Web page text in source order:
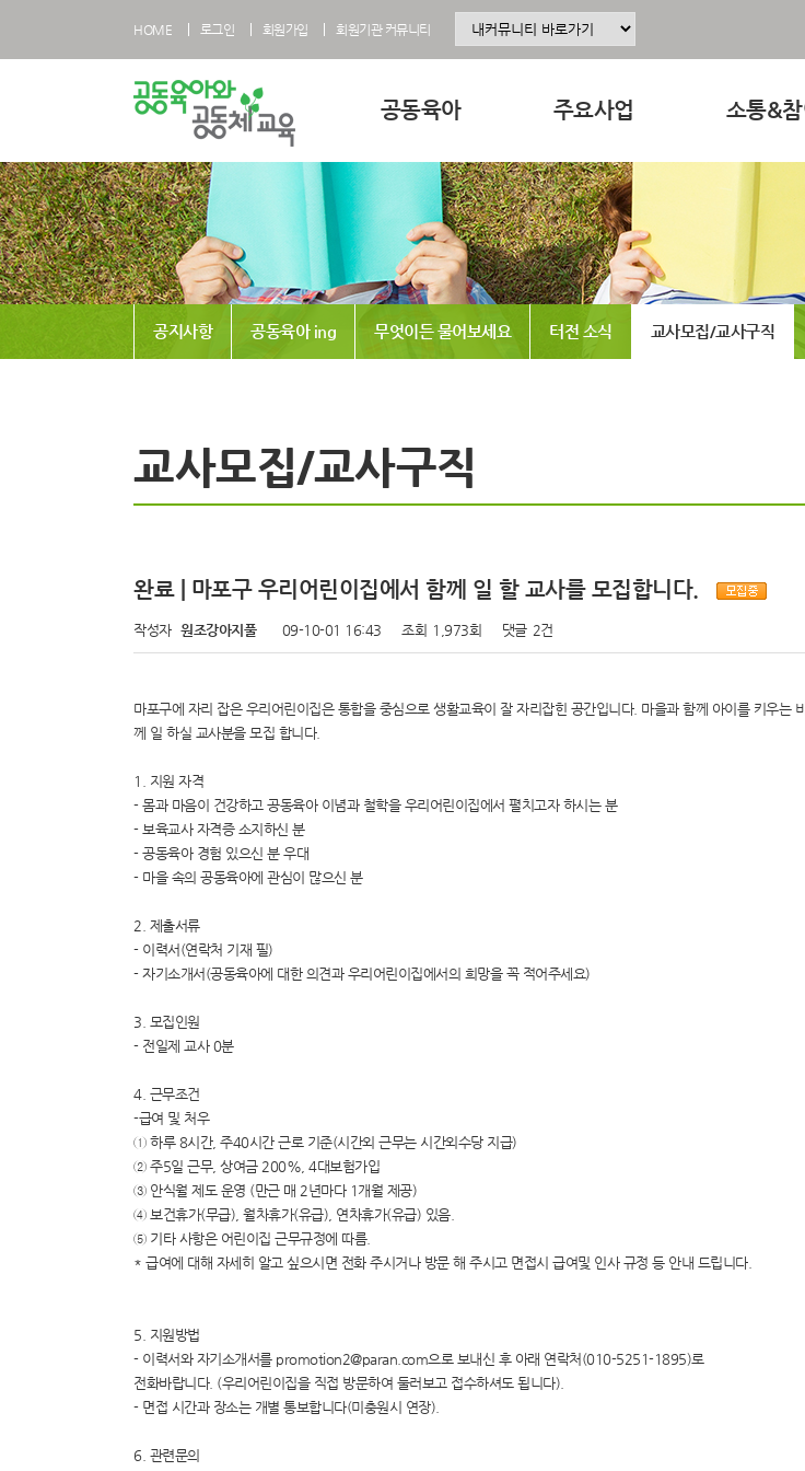
HOME 로그인 회원가입 회원기관 커뮤니티
공동육아
공동육아란
공동육아 영유아과정
공동육아 초등과정
공동육아사회적협동조합
전국공동육아현황
주요사업
주요사업소개
공동육아인증
현장조직사업
교육사업
연구사업
소통&참
무엇이든 물
터전 소식
교사모집/교
공지사항 공동육아 ing 무엇이든 물어보세요 터전 소식 교사모집/교사구직
교사모집/교사구직
완료 | 마포구 우리어린이집에서 함께 일 할 교사를 모집합니다.
작성자 원조강아지풀 09-10-01 16:43 조회 1,973회 댓글 2건
마포구에 자리 잡은 우리어린이집은 통합을 중심으로 생활교육이 잘 자리잡힌 공간입니다. 마을과 함께 아이를 키우
께 일 하실 교사분을 모집 합니다.
1. 지원 자격
- 몸과 마음이 건강하고 공동육아 이념과 철학을 우리어린이집에서 펼치고자 하시는 분
- 보육교사 자격증 소지하신 분
- 공동육아 경험 있으신 분 우대
- 마을 속의 공동육아에 관심이 많으신 분
2. 제출서류
- 이력서(연락처 기재 필)
- 자기소개서(공동육아에 대한 의견과 우리어린이집에서의 희망을 꼭 적어주세요)
3. 모집인원
- 전일제 교사 0분
4. 근무조건
-급여 및 처우
① 하루 8시간, 주40시간 근로 기준(시간외 근무는 시간외수당 지급)
② 주5일 근무, 상여금 200%, 4대보험가입
③ 안식월 제도 운영 (만근 매 2년마다 1개월 제공)
④ 보건휴가(무급), 월차휴가(유급), 연차휴가(유급) 있음.
⑤ 기타 사항은 어린이집 근무규정에 따름.
* 급여에 대해 자세히 알고 싶으시면 전화 주시거나 방문 해 주시고 면접시 급여및 인사 규정 등 안내 드립니다.
5. 지원방법
- 이력서와 자기소개서를 promotion2@paran.com으로 보내신 후 아래 연락처(010-5251-1895)로
전화바랍니다. (우리어린이집을 직접 방문하여 둘러보고 접수하셔도 됩니다).
- 면접 시간과 장소는 개별 통보합니다(미충원시 연장).
6. 관련문의